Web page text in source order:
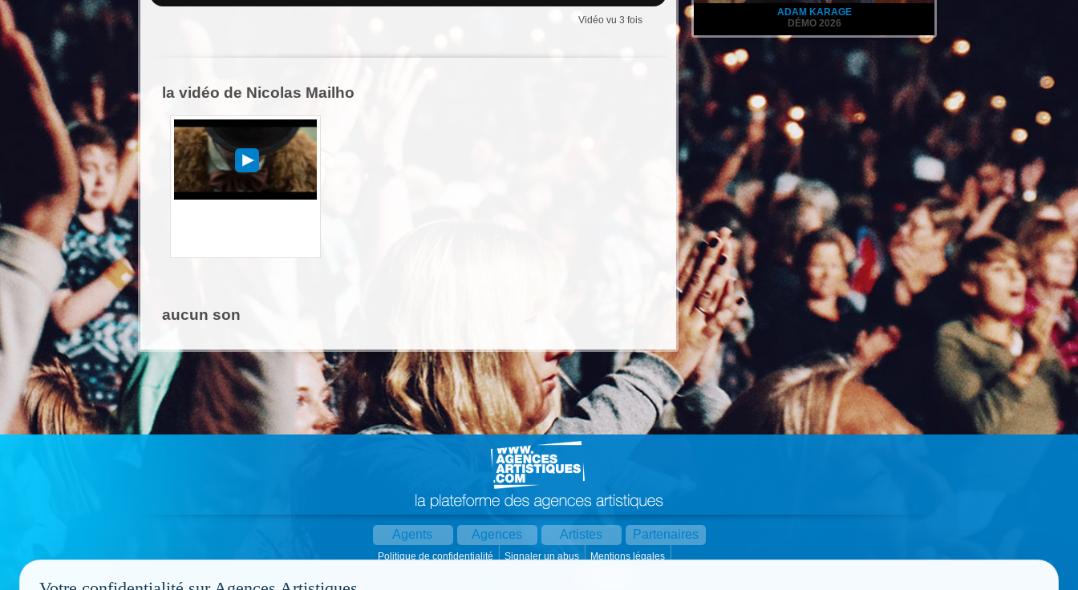
Vidéo vu 3 fois
la vidéo de Nicolas Mailho
aucun son
ADAM KARAGE
DÉMO 2026
Agents Agences Artistes Partenaires
Politique de confidentialité Signaler un abus
Mentions légales